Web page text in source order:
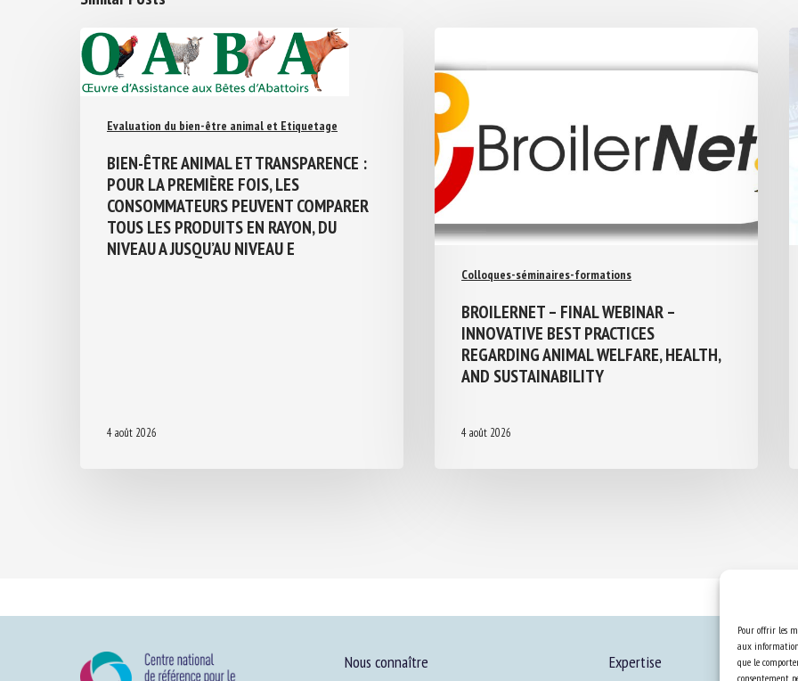
Pour offrir les
aux
que le
consentement
Evaluation du bien-être animal et Etiquetage
BIEN-ÊTRE ANIMAL ET TRANSPARENCE :
POUR LA PREMIÈRE FOIS, LES
CONSOMMATEURS PEUVENT COMPARER
TOUS LES PRODUITS EN RAYON, DU
NIVEAU A JUSQU’AU NIVEAU E
4 août 2026
Colloques-séminaires-formations
BROILERNET – FINAL WEBINAR –
INNOVATIVE BEST PRACTICES
REGARDING ANIMAL WELFARE, HEALTH,
AND SUSTAINABILITY
4 août 2026
Nous connaître
Expertise